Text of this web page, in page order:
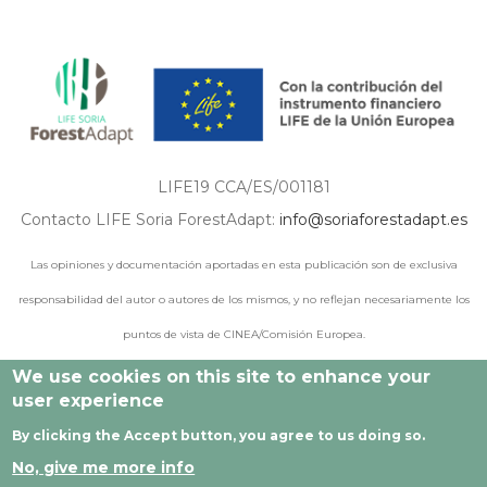
LIFE19 CCA/ES/001181
Contacto LIFE Soria ForestAdapt: info@soriaforestadapt.es
Las opiniones y documentación aportadas en esta publicación son de exclusiva
responsabilidad del autor o autores de los mismos, y no reflejan necesariamente los
puntos de vista de CINEA/Comisión Europea.
We use cookies on this site to enhance your
user experience
By clicking the Accept button, you agree to us doing so.
No, give me more info